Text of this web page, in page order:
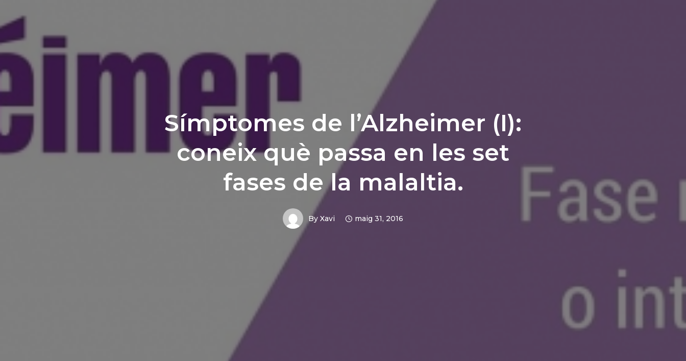
Símptomes de l’Alzheimer (I):
coneix què passa en les set
fases de la malaltia.
By Xavi maig 31, 2016